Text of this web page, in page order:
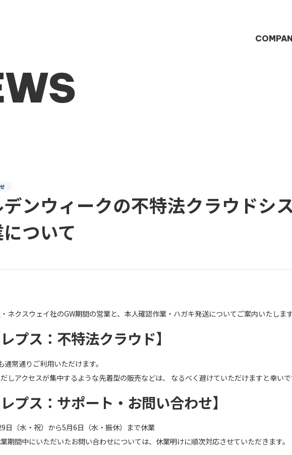
ンウィークの不特法クラウドシ
ついて
ネクスウェイ社のGW期間の営業と、本人確認作業・ハガキ発送についてご案内いたします
レプス：不特法クラウド】
通常通りご利用いただけます。
しアクセスが集中するような先着型の販売などは、 なるべく避けていただけますと幸いで
レプス：サポート・お問い合わせ】
日（水・祝）から5月6日（水・振休）まで休業
期間中にいただいたお問い合わせについては、休業明けに順次対応させていただきます。